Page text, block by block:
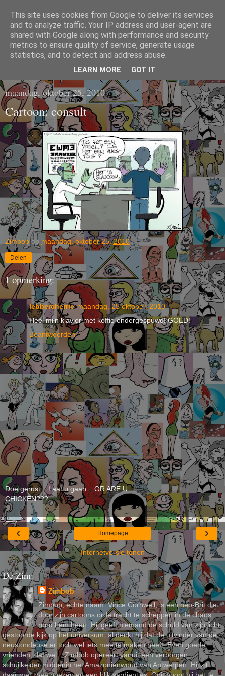
CARTOONS EN
ILLUSTRATIES
maandag, oktober 25, 2010
Cartoon: consult
Zimbob op maandag, oktober 25, 2010
Delen
1 opmerking:
lebbercherrie maandag, 25 oktober, 2010
Heel mijn klavier met koffie ondergespuwd! GOED!
Beantwoorden
Doe gerust... Laat u gaan... OR ARE U
CHICKEN???
‹ ›
Homepage
Internetversie tonen
De Zim:
Zimbob
Zimbob, echte naam: Vince Cornwell, is een neo-Brit die
door zijn cartoons orde tracht te scheppen in de chaos
rond hem heen. Hij geeft niemand de schuld van zijn licht
gestoorde kijk op het universum, al denkt hij dat de uitvinder van de
neustondeuse er toch wel iets mee te maken heeft. Even goede
vrienden, dat wel... Zimbob opereert vanuit een verborgen
schuilkelder middenin het Amazoniënwoud van Antwerpen. Hij zit
This site uses cookies from Google to deliver its services
and to analyze traffic. Your IP address and user-agent are
shared with Google along with performance and security
metrics to ensure quality of service, generate usage
statistics, and to detect and address abuse.
LEARN MORE GOT IT